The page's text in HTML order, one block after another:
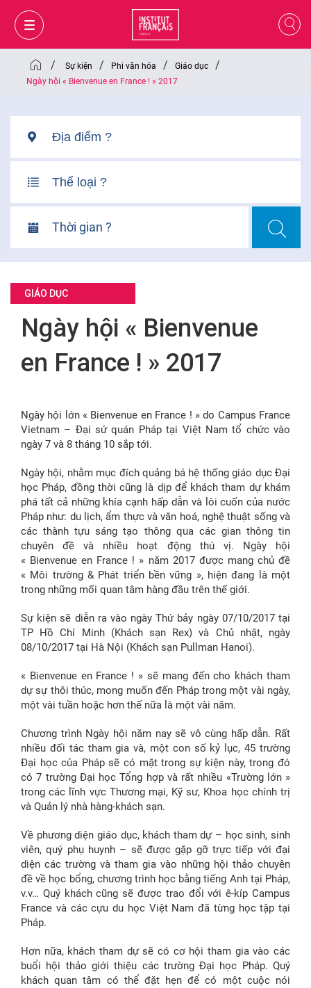
GIỎ HÀNG ĐĂNG NHẬP
/ Sự kiện / Phi văn hóa / Giáo dục /
Ngày hội « Bienvenue en France ! » 2017
Thời gian ?
GIÁO DỤC
Ngày hội « Bienvenue
en France ! » 2017
Ngày hội lớn « Bienvenue en France ! » do Campus France
Vietnam – Đại sứ quán Pháp tại Việt Nam tổ chức vào
ngày 7 và 8 tháng 10 sắp tới.
Ngày hội, nhằm mục đích quảng bá hệ thống giáo dục Đại
học Pháp, đồng thời cũng là dịp để khách tham dự khám
phá tất cả những khía cạnh hấp dẫn và lôi cuốn của nước
Pháp như: du lịch, ẩm thực và văn hoá, nghệ thuật sống và
các thành tựu sáng tạo thông qua các gian thông tin
chuyên đề và nhiều hoạt động thú vị. Ngày hội
« Bienvenue en France ! » năm 2017 được mang chủ đề
« Môi trường & Phát triển bền vững », hiện đang là một
trong những mối quan tâm hàng đầu trên thế giới.
Sự kiện sẽ diễn ra vào ngày Thứ bảy ngày 07/10/2017 tại
TP Hồ Chí Minh (Khách sạn Rex) và Chủ nhật, ngày
08/10/2017 tại Hà Nội (Khách sạn Pullman Hanoi).
« Bienvenue en France ! » sẽ mang đến cho khách tham
dự sự thôi thúc, mong muốn đến Pháp trong một vài ngày,
một vài tuần hoặc hơn thế nữa là một vài năm.
Chương trình Ngày hội năm nay sẽ vô cùng hấp dẫn. Rất
nhiều đối tác tham gia và, một con số kỷ lục, 45 trường
Đại học của Pháp sẽ có mặt trong sự kiện này, trong đó
có 7 trường Đại học Tổng hợp và rất nhiều «Trường lớn »
trong các lĩnh vực Thương mại, Kỹ sư, Khoa học chính trị
và Quản lý nhà hàng-khách sạn.
Về phương diện giáo dục, khách tham dự – học sinh, sinh
viên, quý phụ huynh – sẽ được gặp gỡ trực tiếp với đại
diện các trường và tham gia vào những hội thảo chuyên
đề về học bổng, chương trình học bằng tiếng Anh tại Pháp,
v.v… Quý khách cũng sẽ được trao đổi với ê-kíp Campus
France và các cựu du học Việt Nam đã từng học tập tại
Pháp.
Hơn nữa, khách tham dự sẽ có cơ hội tham gia vào các
buổi hội thảo giới thiệu các trường Đại học Pháp. Quý
khách quan tâm có thể đặt hẹn để có một cuộc nói